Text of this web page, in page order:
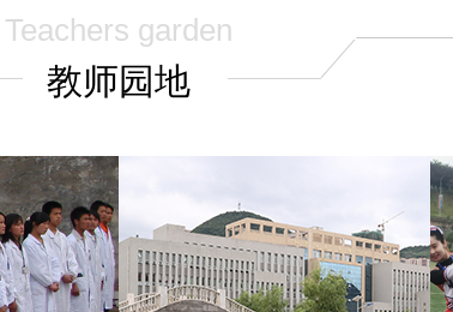
Teachers garden
教师园地